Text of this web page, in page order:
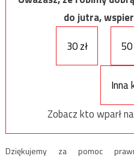
do jutra,
30 zł
50
Inna
Zobacz kto wparł
Dziękujemy za pomoc